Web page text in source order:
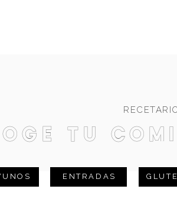
tu
ENTRADAS